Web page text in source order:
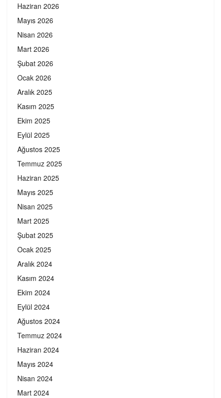
Haziran 2026
Mayıs 2026
Nisan 2026
Mart 2026
Şubat 2026
Ocak 2026
Aralık 2025
Kasım 2025
Ekim 2025
Eylül 2025
Ağustos 2025
Temmuz 2025
Haziran 2025
Mayıs 2025
Nisan 2025
Mart 2025
Şubat 2025
Ocak 2025
Aralık 2024
Kasım 2024
Ekim 2024
Eylül 2024
Ağustos 2024
Temmuz 2024
Haziran 2024
Mayıs 2024
Nisan 2024
Mart 2024